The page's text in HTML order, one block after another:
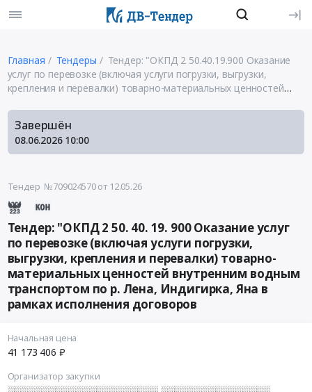
Главная Тендеры
Тендер: "ОКПД 2 50.40.19.900 Оказание
услуг по перевозке (включая услуги погрузки, выгрузки,
крепления и перевалки) товарно-материальных ценностей
рамках исполнения договоров
Завершён
08.06.2026 10:00
Тендер №709024570от 12.05.26
Тендер: "ОКПД 2 50. 40. 19. 900 Оказание услуг
по перевозке (включая услуги погрузки,
выгрузки, крепления и перевалки) товарно-
материальных ценностей внутренним водным
транспортом по р. Лена, Индигирка, Яна в
рамках исполнения договоров
Начальная цена
41 173 406 ₽
Организатор закупки